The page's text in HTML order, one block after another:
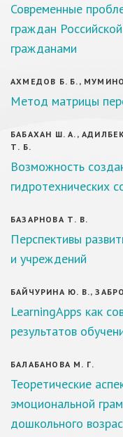
Современные
граждан
гражданами
АХМЕДОВ Б. Б.,
Метод матрицы
БАБАХАН Ш. А.,
Т. Б.
Возможность
гидротехнических
БАЗАРНОВА Т. В.
Перспективы
и учреждений
БАЙЧУРИНА Ю. В.,
LearningАpps как
результатов
БАЛАБАНОВА М. Г.
Теоретические
эмоциональной
дошкольного